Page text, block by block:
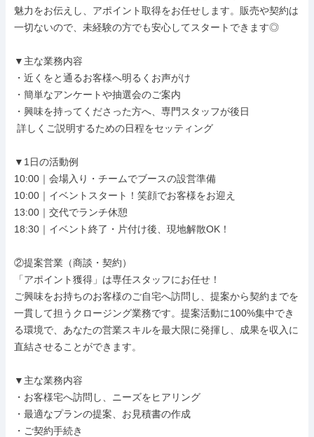
魅力をお伝えし、アポイント取得をお任せします。販売や契約は
一切ないので、未経験の方でも安心してスタートできます◎
▼主な業務内容
・近くをと通るお客様へ明るくお声がけ
・簡単なアンケートや抽選会のご案内
・興味を持ってくださった方へ、専門スタッフが後日
▼1日の活動例
10:00｜会場入り・チームでブースの設営準備
10:00｜イベントスタート！笑顔でお客様をお迎え
13:00｜交代でランチ休憩
18:30｜イベント終了・片付け後、現地解散OK！
②提案営業（商談・契約）
「アポイント獲得」は専任スタッフにお任せ！
ご興味をお持ちのお客様のご自宅へ訪問し、提案から契約までを
一貫して担うクロージング業務です。提案活動に100%集中でき
る環境で、あなたの営業スキルを最大限に発揮し、成果を収入に
直結させることができます。
▼主な業務内容
・お客様宅へ訪問し、ニーズをヒアリング
・最適なプランの提案、お見積書の作成
・ご契約手続き